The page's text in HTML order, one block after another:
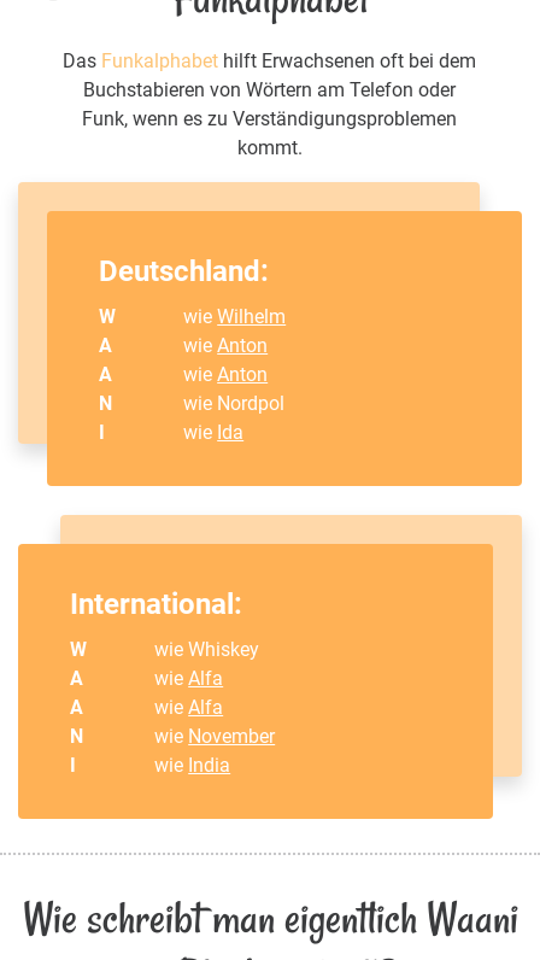
Das Funkalphabet hilft Erwachsenen oft bei dem
Buchstabieren von Wörtern am Telefon oder
Funk, wenn es zu Verständigungsproblemen
kommt.
Deutschland:
W wieWilhelm
A
wieAnton
A
wieAnton
N
wie Nordpol
I
wie Ida
International:
W
wie Whiskey
A
wieAlfa
A
wieAlfa
N
wie November
I
wie India
Wie schreibt man eigentlich Waani